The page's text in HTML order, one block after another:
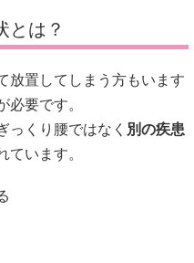
とは？
放置してしまう方もいます
必要です。
っくり腰ではなく 別の疾患
ています。